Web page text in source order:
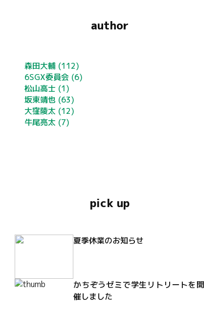
author
森田大輔 (112)
6SGX委員会 (6)
松山高士 (1)
坂東靖也 (63)
大窪陵太 (12)
牛尾亮太 (7)
pick up
夏季休業のお知らせ
かちぞうゼミで学生リトリートを開
催しました